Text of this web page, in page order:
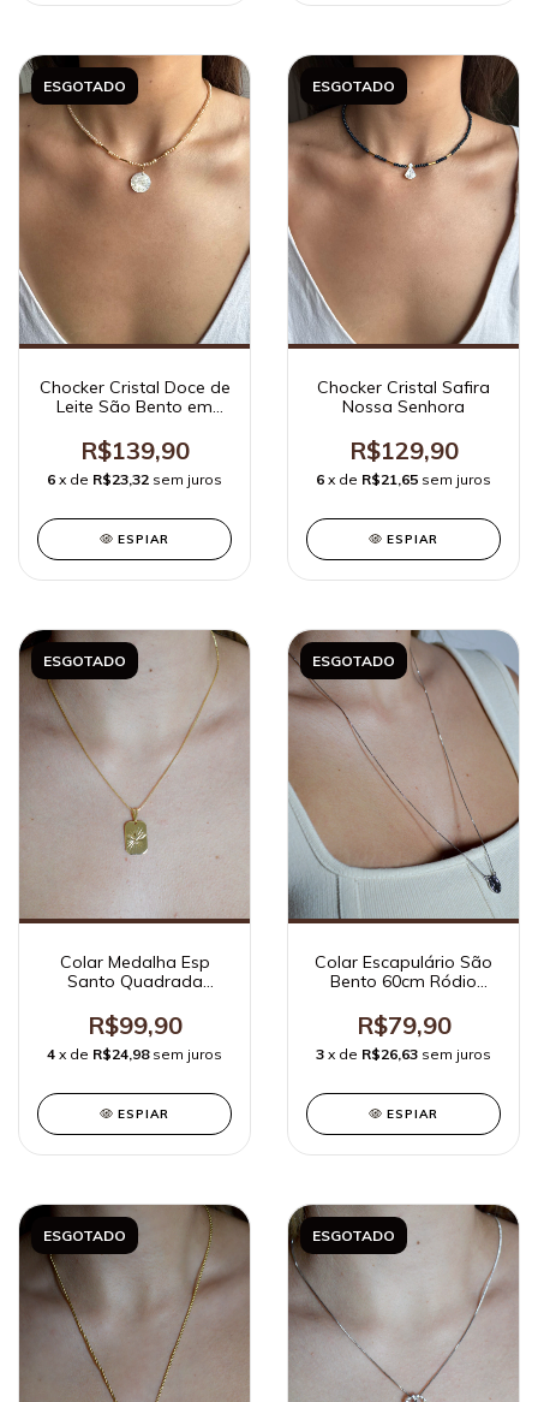
ESGOTADO
Chocker Cristal Doce de
Leite São Bento em
R$139,90
6 x de R$23,32 sem juros
ESPIAR
ESGOTADO
Chocker Cristal Safira
Nossa Senhora
R$129,90
6 x de R$21,65 sem juros
ESPIAR
ESGOTADO
Colar Medalha Esp
Santo Quadrada
R$99,90
4 x de R$24,98 sem juros
ESPIAR
ESGOTADO
Colar Escapulário São
Bento 60cm Ródio
R$79,90
3 x de R$26,63 sem juros
ESPIAR
ESGOTADO ESGOTADO